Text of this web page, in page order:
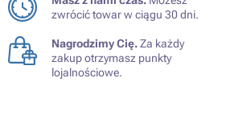
zwrócić towar w ciągu 30 dni.
Nagrodzimy Cię.Za każdy
zakup otrzymasz punkty
lojalnościowe.